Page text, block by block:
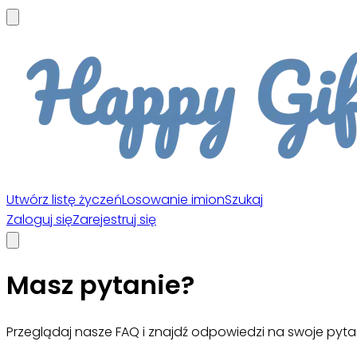
Utwórz listę życzeńLosowanie imionSzukaj
Zaloguj sięZarejestruj się
Masz pytanie?
Przeglądaj nasze FAQ i znajdź odpowiedzi na swoje